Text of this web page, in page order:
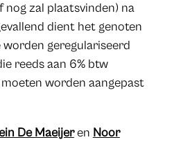
nog zal plaatsvinden) na
dient het genoten
geregulariseerd
reeds aan 6% btw
worden aangepast
De Maeijeren Noor